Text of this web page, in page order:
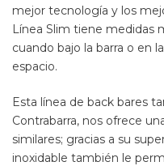
mejor tecnología y los
Línea Slim tiene medidas
cuando bajo la barra o en
espacio.
Esta línea de back bares
Contrabarra, nos ofrece
similares; gracias a su
inoxidable también le